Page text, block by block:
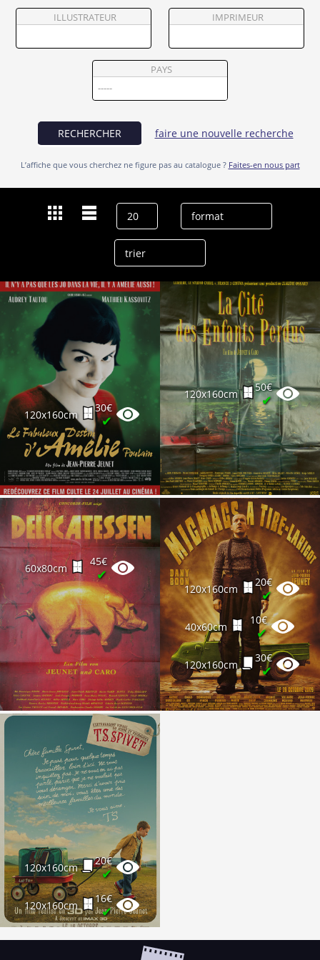
Vendre
ILLUSTRATEUR IMPRIMEUR
PAYS
RECHERCHER faire une nouvelle recherche
L’affiche que vous cherchez ne figure pas au catalogue ? Faites-en nous part
120x160cm
30€
✔
120x160cm
50€
✔
60x80cm
45€
✔
120x160cm
20€
✔
40x60cm
10€
✔
120x160cm
30€
✔
120x160cm
20€
✔
120x160cm
16€
✔
40x60cm